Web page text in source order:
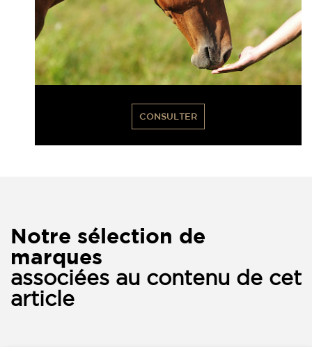
CONSULTER
Notre sélection de
marques
associées au contenu de cet
article